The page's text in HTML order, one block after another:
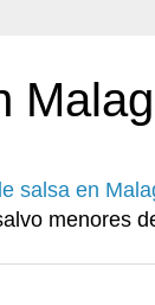
salsa en
menores